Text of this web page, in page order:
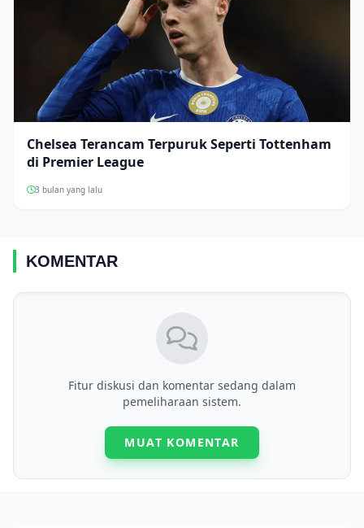
Chelsea Terancam Terpuruk Seperti Tottenham
di Premier League
3 bulan yang lalu
KOMENTAR
Fitur diskusi dan komentar sedang dalam
pemeliharaan sistem.
MUAT KOMENTAR